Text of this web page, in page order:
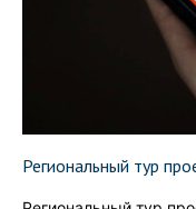
Региональный тур